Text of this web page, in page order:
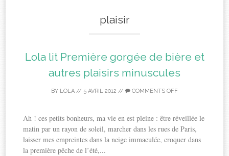
plaisir
Lola lit Première gorgée de bière et
autres plaisirs minuscules
BY LOLA // 5 AVRIL 2012 // COMMENTS OFF
Ah ! ces petits bonheurs, ma vie en est pleine : être réveillée le
matin par un rayon de soleil, marcher dans les rues de Paris,
laisser mes empreintes dans la neige immaculée, croquer dans
la première pêche de l’été,...